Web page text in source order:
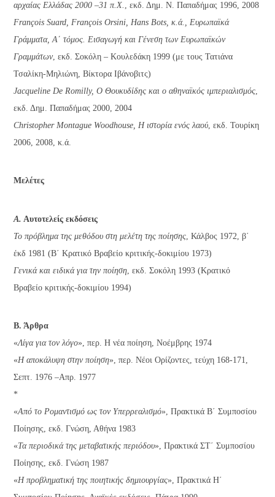
αρχαίας Ελλάδας 2000 –31 π.Χ. , εκδ. Δημ. Ν. Παπαδήμας 1996, 2008
François Suard, François Orsini, Hans Bots, κ.ά., Ευρωπαϊκά
Γράμματα, Α΄ τόμος. Εισαγωγή και Γένεση των Ευρωπαϊκών
Γραμμάτων, εκδ. Σοκόλη – Κουλεδάκη 1999 (με τους Τατιάνα
Τσαλίκη-Μηλιώνη, Βίκτορα Ιβάνοβιτς)
Jacqueline De Romilly, Ο Θουκυδίδης και ο αθηναϊκός ιμπεριαλισμός,
εκδ. Δημ. Παπαδήμας 2000, 2004
Christopher Montague Woodhouse, Η ιστορία ενός λαού, εκδ. Τουρίκη
2006, 2008, κ.ά.
Μελέτες
Α. Αυτοτελείς εκδόσεις
Το πρόβλημα της μεθόδου στη μελέτη της ποίησης , Κάλβος 1972, β΄
έκδ 1981 (Β΄ Κρατικό Βραβείο κριτικής-δοκιμίου 1973)
Γενικά και ειδικά για την ποίηση , εκδ. Σοκόλη 1993 (Κρατικό
Βραβείο κριτικής-δοκιμίου 1994)
Β. Άρθρα
«Λίγα για τον λόγο», περ. Η νέα ποίηση, Νοέμβρης 1974
«Η αποκάλυψη στην ποίηση», περ. Νέοι Ορίζοντες, τεύχη 168-171,
Σεπτ. 1976 –Απρ. 1977
*
«Από το Ρομαντισμό ως τον Υπερρεαλισμό», Πρακτικά B΄ Συμποσίου
Ποίησης, εκδ. Γνώση, Αθήνα 1983
«Τα περιοδικά της μεταβατικής περιόδου», Πρακτικά ΣΤ΄ Συμποσίου
Ποίησης, εκδ. Γνώση 1987
«Η προβληματική της ποιητικής δημιουργίας», Πρακτικά Η΄